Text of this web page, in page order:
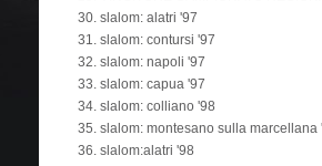
slalom: alatri '97
slalom: contursi '97
slalom: napoli '97
slalom: capua '97
slalom: colliano '98
slalom: montesano sulla marcellana
slalom:alatri '98